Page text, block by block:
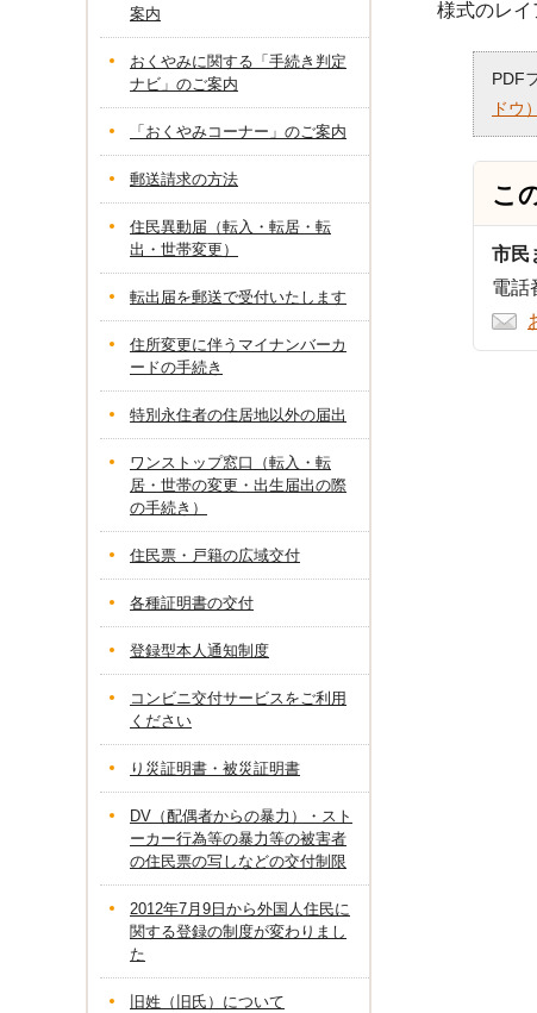
様式のレイ
PDF
ドウ）
こ
市民
電話
案内
おくやみに関する「手続き判定
ナビ」のご案内
「おくやみコーナー」のご案内
郵送請求の方法
住民異動届（転入・転居・転
出・世帯変更）
転出届を郵送で受付いたします
住所変更に伴うマイナンバーカ
ードの手続き
特別永住者の住居地以外の届出
ワンストップ窓口（転入・転
居・世帯の変更・出生届出の際
の手続き）
住民票・戸籍の広域交付
各種証明書の交付
登録型本人通知制度
コンビニ交付サービスをご利用
ください
り災証明書・被災証明書
DV（配偶者からの暴力）・スト
ーカー行為等の暴力等の被害者
の住民票の写しなどの交付制限
2012年7月9日から外国人住民に
関する登録の制度が変わりまし
た
旧姓（旧氏）について